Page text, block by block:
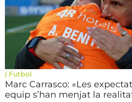
| Futbol
Marc Carrasco: «Les
equip s’han menjat la